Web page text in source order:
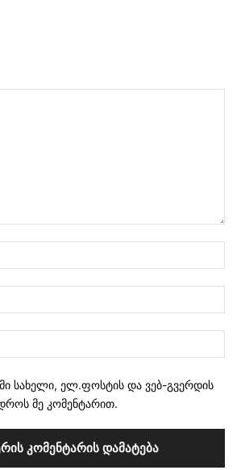
სახელი, ელ.ფოსტის და ვებ-გვერდის
მე კომენტარით.